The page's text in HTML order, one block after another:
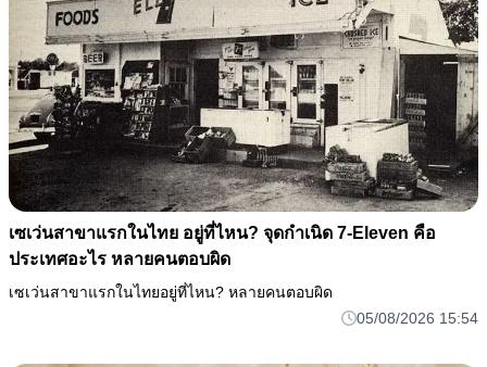
เซเว่นสาขาแรกในไทย อยู่ที่ไหน? จุดกำเนิด 7-Eleven คือ
ประเทศอะไร หลายคนตอบผิด
เซเว่นสาขาแรกในไทยอยู่ที่ไหน? หลายคนตอบผิด
05/08/2026 15:54